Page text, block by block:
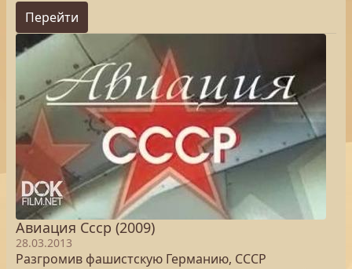
Перейти
Авиация Ссср (2009)
28.03.2013
Разгромив фашистскую Германию, СССР